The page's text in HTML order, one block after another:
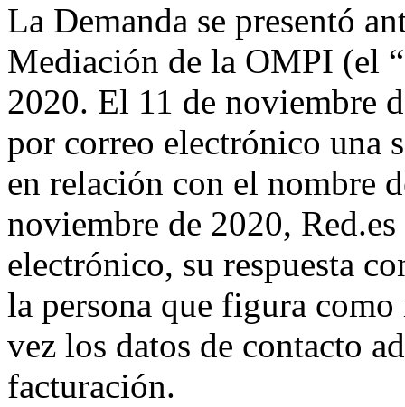
La Demanda se presentó
Mediación de la OMPI (el
2020. El 11 de noviembre
por correo electrónico una
en relación con el nombre
noviembre de 2020,
electrónico, su respuesta
la persona que figura
vez los datos de contacto
facturación.